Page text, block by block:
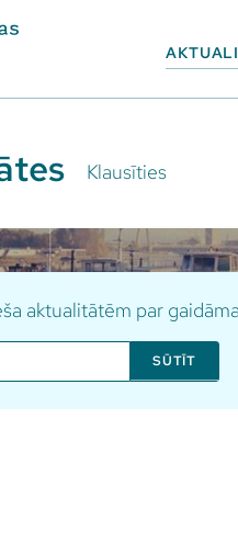
Klausīties
aktualitātēm par
SŪTĪT